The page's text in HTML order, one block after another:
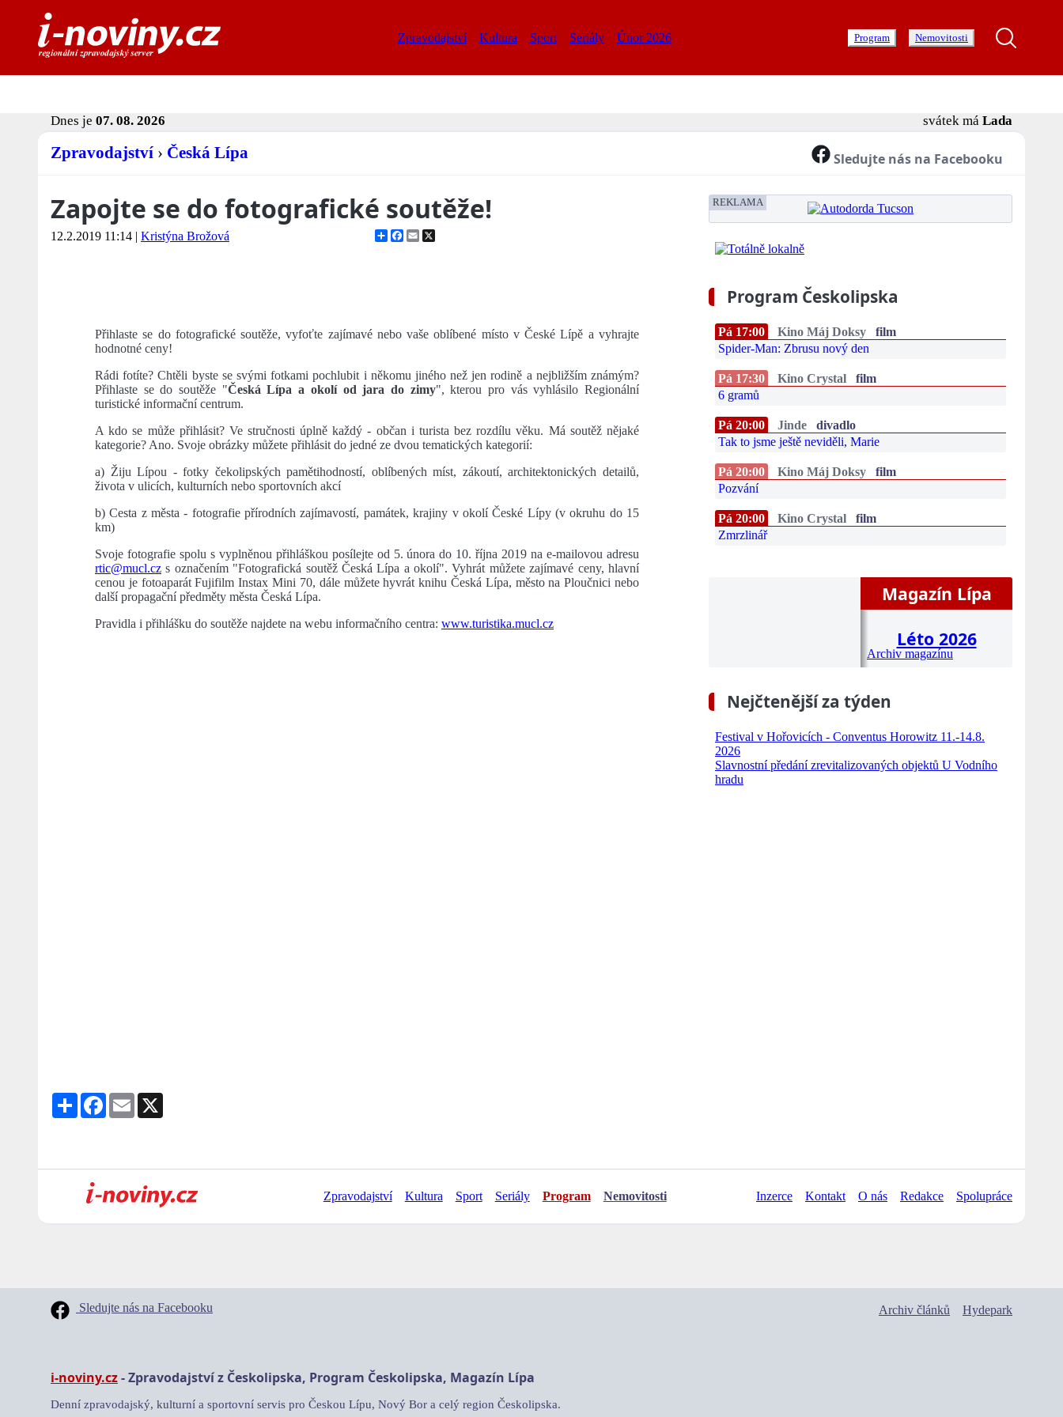
Zpravodajství Kultura Sport Seriály Únor 2026 Program Nemovitosti
Dnes je 07. 08. 2026 svátek má Lada
Zpravodajství › Česká Lípa Sledujte nás na Facebooku
Zapojte se do fotografické soutěže!
12.2.2019 11:14 | Kristýna Brožová ShareFacebook
Email
Přihlaste se do fotografické soutěže, vyfoťte zajímavé nebo vaše oblíbené místo v České Lípě a vyhrajte
hodnotné ceny!
Rádi fotíte? Chtěli byste se svými fotkami pochlubit i někomu jiného než jen rodině a nejbližším známým?
Přihlaste se do soutěže "Česká Lípa a okolí od jara do zimy", kterou pro vás vyhlásilo Regionální
turistické informační centrum.
A kdo se může přihlásit? Ve stručnosti úplně každý - občan i turista bez rozdílu věku. Má soutěž nějaké
kategorie? Ano. Svoje obrázky můžete přihlásit do jedné ze dvou tematických kategorií:
a) Žiju Lípou - fotky čekolipských pamětihodností, oblíbených míst, zákoutí, architektonických detailů,
života v ulicích, kulturních nebo sportovních akcí
b) Cesta z města - fotografie přírodních zajímavostí, památek, krajiny v okolí České Lípy (v okruhu do 15
km)
Svoje fotografie spolu s vyplněnou přihláškou posílejte od 5. února do 10. října 2019 na e-mailovou adresu
rtic@mucl.cz s označením "Fotografická soutěž Česká Lípa a okolí". Vyhrát můžete zajímavé ceny, hlavní
cenou je fotoaparát Fujifilm Instax Mini 70, dále můžete hyvrát knihu Česká Lípa, město na Ploučnici nebo
další propagační předměty města Česká Lípa.
Pravidla i přihlášku do soutěže najdete na webu informačního centra: www.turistika.mucl.cz
Share Facebook
Email
REKLAMA
Program Českolipska
Pá 17:00 Kino Máj Doksy
film
Spider-Man: Zbrusu nový den
Pá 17:30 Kino Crystal
film
6 gramů
Pá 20:00 Jinde
divadlo
Tak to jsme ještě neviděli, Marie
Pá 20:00 Kino Máj Doksy
film
Pozvání
Pá 20:00 Kino Crystal
film
Zmrzlinář
Magazín Lípa
Léto 2026
Archiv magazínu
Nejčtenější za týden
Festival v Hořovicích - Conventus Horowitz 11.-14.8.
2026
Slavnostní předání zrevitalizovaných objektů U Vodního
hradu
Zpravodajství Kultura Sport Seriály Program Nemovitosti Inzerce Kontakt O nás Redakce Spolupráce
Sledujte nás na Facebooku Archiv článků Hydepark
i-noviny.cz- Zpravodajství z Českolipska, Program Českolipska, Magazín Lípa
Denní zpravodajský, kulturní a sportovní servis pro Českou Lípu, Nový Bor a celý region Českolipska.